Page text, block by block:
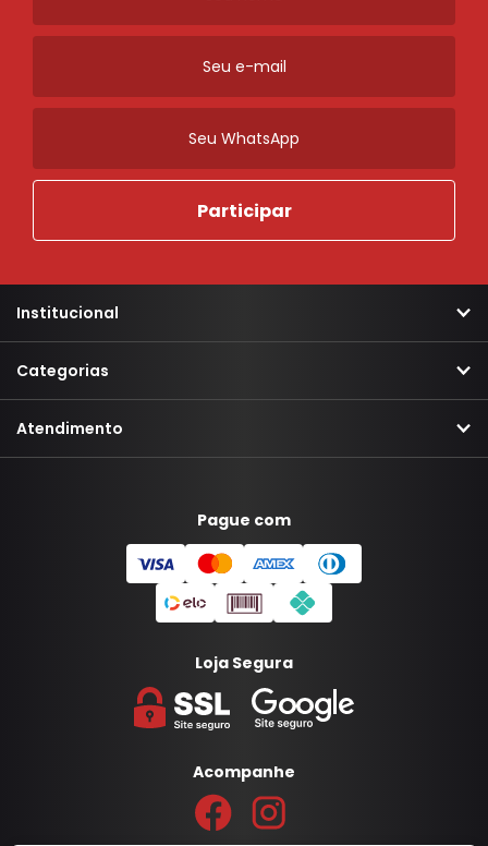
Institucional
Categorias
Atendimento
Pague com
Loja Segura
Acompanhe